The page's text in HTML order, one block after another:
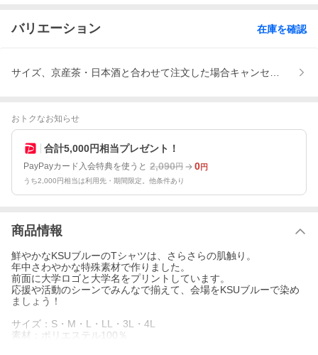
バリエーション 在庫を確認
サイズ、京産茶・日本酒と合わせて注文した場合キャンセルとなり
おトクなお知らせ
合計5,000円相当プレゼント！
PayPayカード入会特典を使うと 2,090円 0円
うち2,000円相当は利用先・期間限定。他条件あり
商品情報
鮮やかなKSUブルーのTシャツは、さらさらの肌触り。
年中さわやかな特殊素材で作りました。
前面に大学ロゴと大学名をプリントしています。
応援や活動のシーンでみんなで揃えて、会場をKSUブルーで染め
ましょう！
サイズ：S・M・L・LL・3L・4L
素材：ポリエステル100％